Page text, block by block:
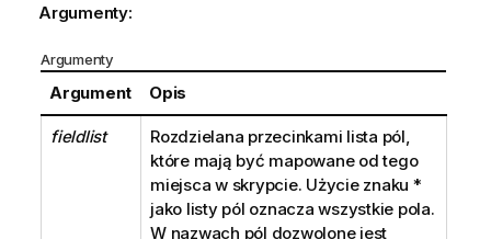
Argumenty:
Argumenty
Argument Opis
fieldlist
Rozdzielana przecinkami lista pól,
które mają być mapowane od tego
miejsca w skrypcie. Użycie znaku *
jako listy pól oznacza wszystkie pola.
W nazwach pól dozwolone jest